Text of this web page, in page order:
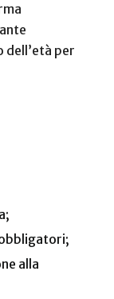
dell’età per
alla